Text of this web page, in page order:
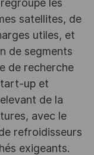
les
satellites, de
utiles, et
de segments
de recherche
up et
de la
avec le
refroidisseurs
exigeants.